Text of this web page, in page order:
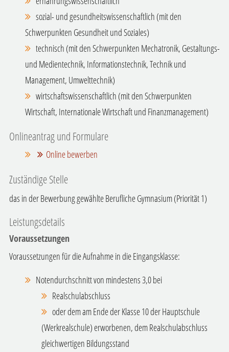
sozial- und gesundheitswissenschaftlich (mit den
Schwerpunkten Gesundheit und Soziales)
technisch (mit den Schwerpunkten Mechatronik, Gestaltungs-
und Medientechnik, Informationstechnik, Technik und
Management, Umwelttechnik)
wirtschaftswissenschaftlich (mit den Schwerpunkten
Wirtschaft, Internationale Wirtschaft und Finanzmanagement)
Onlineantrag und Formulare
Online bewerben
Zuständige Stelle
das in der Bewerbung gewählte Berufliche Gymnasium (Priorität 1)
Leistungsdetails
Voraussetzungen
Voraussetzungen für die Aufnahme in die Eingangsklasse:
Notendurchschnitt von mindestens 3,0 bei
Realschulabschluss
oder dem am Ende der Klasse 10 der Hauptschule
(Werkrealschule) erworbenen, dem Realschulabschluss
gleichwertigen Bildungsstand